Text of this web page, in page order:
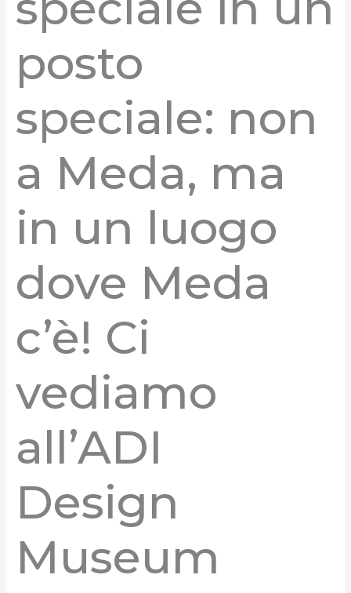
posto
speciale: non
a Meda, ma
in un luogo
dove Meda
c’è! Ci
vediamo
all’ADI
Design
Museum